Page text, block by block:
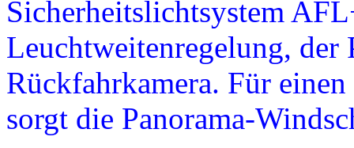
Sicherheitslichtsystem
Leuchtweitenregelung, der
Rückfahrkamera. Für
sorgt die Panorama-